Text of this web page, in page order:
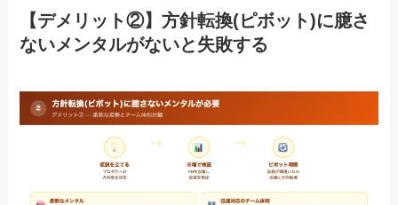
【デメリット②】方針転換(ピボット)に臆さ
ないメンタルがないと失敗する